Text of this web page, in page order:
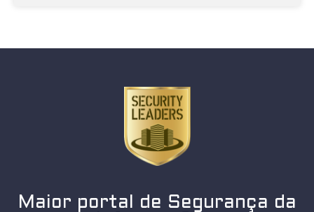
Maior portal de Segurança da